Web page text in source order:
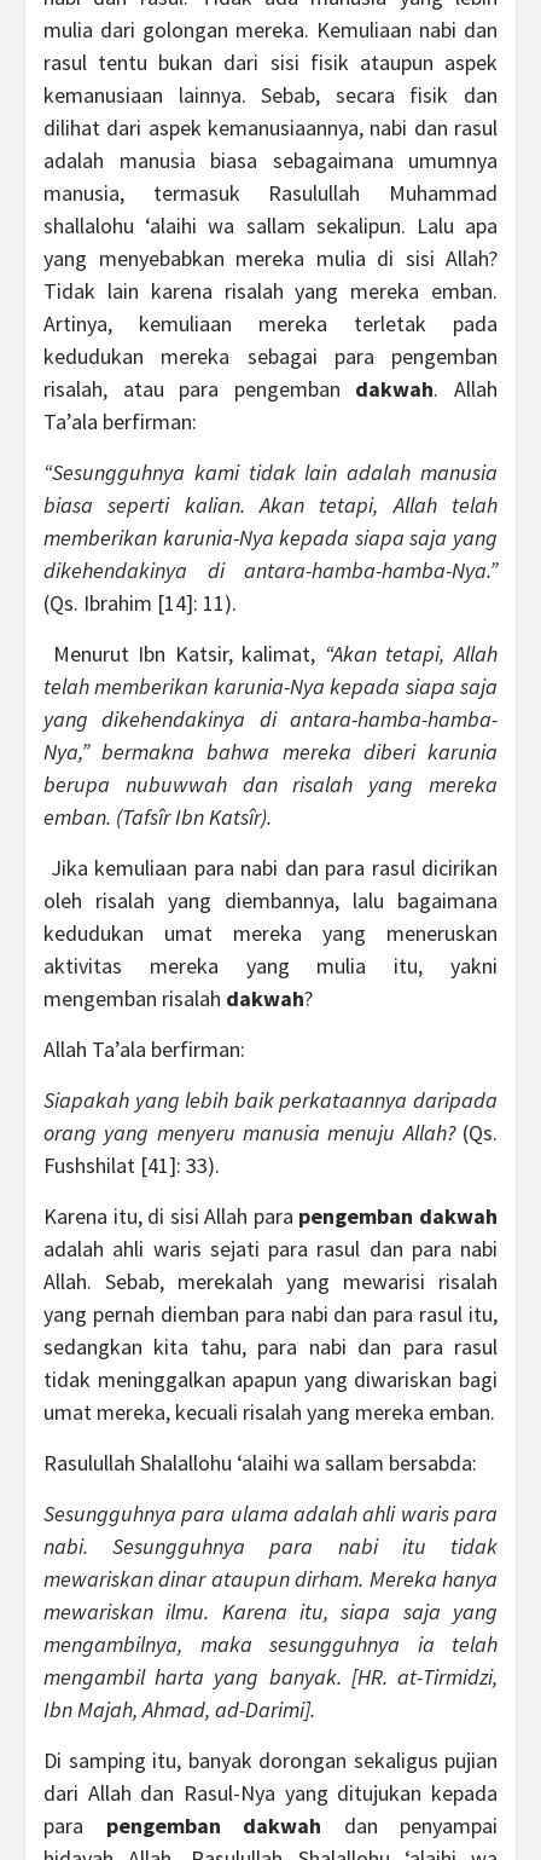
mulia dari golongan mereka. Kemuliaan nabi dan
rasul tentu bukan dari sisi fisik ataupun aspek
kemanusiaan lainnya. Sebab, secara fisik dan
dilihat dari aspek kemanusiaannya, nabi dan rasul
adalah manusia biasa sebagaimana umumnya
manusia, termasuk Rasulullah Muhammad
shallalohu ‘alaihi wa sallam sekalipun. Lalu apa
yang menyebabkan mereka mulia di sisi Allah?
Tidak lain karena risalah yang mereka emban.
Artinya, kemuliaan mereka terletak pada
kedudukan mereka sebagai para pengemban
risalah, atau para pengemban dakwah. Allah
Ta’ala berfirman:
“Sesungguhnya kami tidak lain adalah manusia
biasa seperti kalian. Akan tetapi, Allah telah
memberikan karunia-Nya kepada siapa saja yang
dikehendakinya di antara-hamba-hamba-Nya.”
(Qs. Ibrahim [14]: 11).
Menurut Ibn Katsir, kalimat, “Akan tetapi, Allah
telah memberikan karunia-Nya kepada siapa saja
yang dikehendakinya di antara-hamba-hamba-
Nya,” bermakna bahwa mereka diberi karunia
berupa nubuwwah dan risalah yang mereka
emban. (Tafsîr Ibn Katsîr).
Jika kemuliaan para nabi dan para rasul dicirikan
oleh risalah yang diembannya, lalu bagaimana
kedudukan umat mereka yang meneruskan
aktivitas mereka yang mulia itu, yakni
mengemban risalah dakwah?
Allah Ta’ala berfirman:
Siapakah yang lebih baik perkataannya daripada
orang yang menyeru manusia menuju Allah?(Qs.
Fushshilat [41]: 33).
Karena itu, di sisi Allah para pengemban dakwah
adalah ahli waris sejati para rasul dan para nabi
Allah. Sebab, merekalah yang mewarisi risalah
yang pernah diemban para nabi dan para rasul itu,
sedangkan kita tahu, para nabi dan para rasul
tidak meninggalkan apapun yang diwariskan bagi
umat mereka, kecuali risalah yang mereka emban.
Rasulullah Shalallohu ‘alaihi wa sallam bersabda:
Sesungguhnya para ulama adalah ahli waris para
nabi. Sesungguhnya para nabi itu tidak
mewariskan dinar ataupun dirham. Mereka hanya
mewariskan ilmu. Karena itu, siapa saja yang
mengambilnya, maka sesungguhnya ia telah
mengambil harta yang banyak. [HR. at-Tirmidzi,
Ibn Majah, Ahmad, ad-Darimi].
Di samping itu, banyak dorongan sekaligus pujian
dari Allah dan Rasul-Nya yang ditujukan kepada
para pengemban dakwah dan penyampai